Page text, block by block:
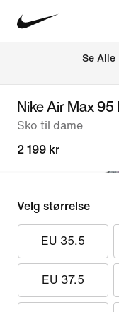
Se Alle
Nike Air Max
Sko til dame
2 199 kr
Velg størrelse
EU 35.5
EU 37.5